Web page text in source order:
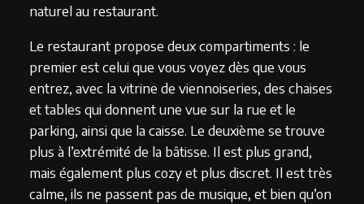
naturel au restaurant.
Le restaurant propose deux compartiments : le
premier est celui que vous voyez dès que vous
entrez, avec la vitrine de viennoiseries, des chaises
et tables qui donnent une vue sur la rue et le
parking, ainsi que la caisse. Le deuxième se trouve
plus à l’extrémité de la bâtisse. Il est plus grand,
mais également plus cozy et plus discret. Il est très
calme, ils ne passent pas de musique, et bien qu’on